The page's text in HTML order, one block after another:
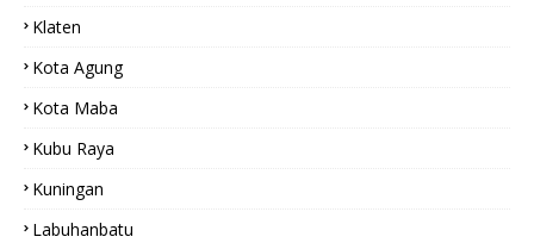
Klaten
Kota Agung
Kota Maba
Kubu Raya
Kuningan
Labuhanbatu